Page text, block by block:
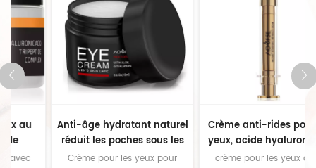
Anti-âge hydratant naturel
réduit les poches sous les
yeux meilleure crème pour
Crème pour les yeux pour
Crème anti-rides pour les
yeux, acide hyaluronique,
vitamine c, or 24 carats,
crème pour les yeux anti-